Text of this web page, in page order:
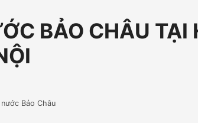
BẢO CHÂU TẠI
Bảo Châu